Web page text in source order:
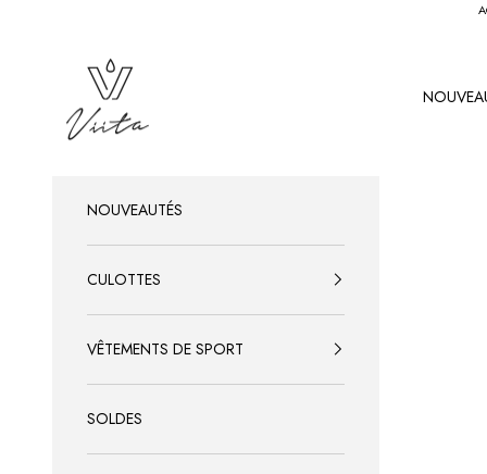
Viita Protection
NOUVEAUTÉS
CULOTTES
VÊTEMENTS DE SPORT
SOLDES